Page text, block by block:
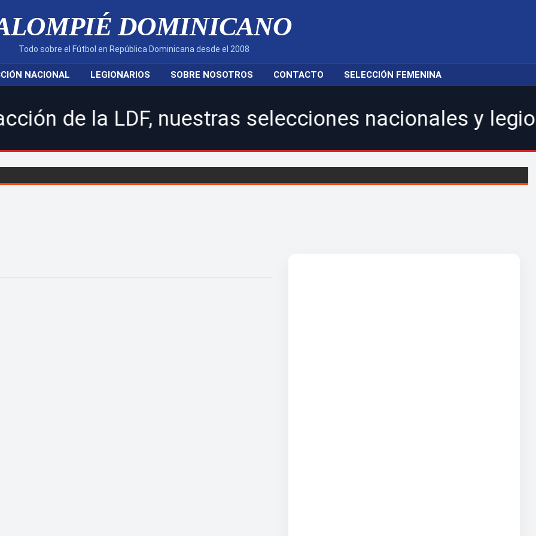
DOMINICANO
Todo sobre el Fútbol en República Dominicana desde el 2008
NACIONAL LEGIONARIOS SOBRE NOSOTROS CONTACTO SELECCIÓN FEMENINA
nuestras selecciones nacionales y